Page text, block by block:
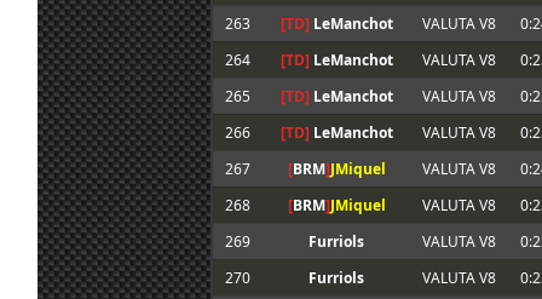
263
[TD] LeManchot VALUTA V8
264
[TD] LeManchot VALUTA V8
265
[TD] LeManchot VALUTA V8
266
[TD] LeManchot VALUTA V8
267
[BRM]JMiquel VALUTA V8
268
[BRM]JMiquel VALUTA V8
269
Furriols VALUTA V8
270
Furriols VALUTA V8